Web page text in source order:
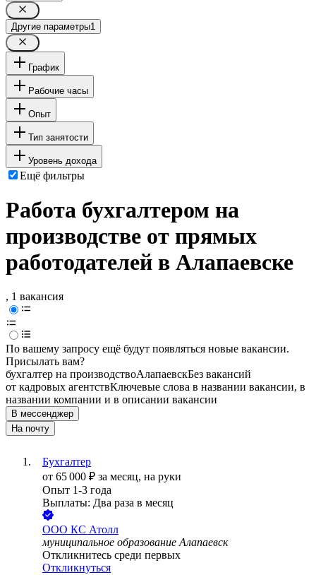
Другие параметры1
График
Рабочие часы
Опыт
Тип занятости
Уровень дохода
Ещё фильтры
Работа бухгалтером на
производстве от прямых
работодателей в Алапаевске
, 1 вакансия
По вашему запросу ещё будут появляться новые вакансии.
Присылать вам?
бухгалтер на производствоАлапаевскБез вакансий
от кадровых агентствКлючевые слова в названии вакансии, в
названии компании и в описании вакансии
В мессенджер
На почту
Бухгалтер
от 65 000 ₽ за месяц, на руки
Опыт 1-3 года
Выплаты: Два раза в месяц
ООО КС Атолл
муниципальное образование Алапаевск
Откликнитесь среди первых
Откликнуться